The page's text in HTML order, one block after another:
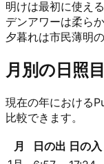
明けは最初に使え
デンアワーは柔ら
夕暮れは市民薄明
月別の日照
現在の年における
比較できます。
月 日の出 日の入